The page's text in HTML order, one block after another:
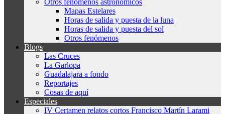
Otros fenómenos astronómicos
Mapas Estelares
Horas de salida y puesta de la luna
Horas de salida y puesta del sol
Otros fenómenos
Blogs
Las Cruces
La Garlopa
Guadalajara a fondo
Reportajes
Cosas de aquí
Especiales
IV Certamen relatos cortos Francisco Martín Larami